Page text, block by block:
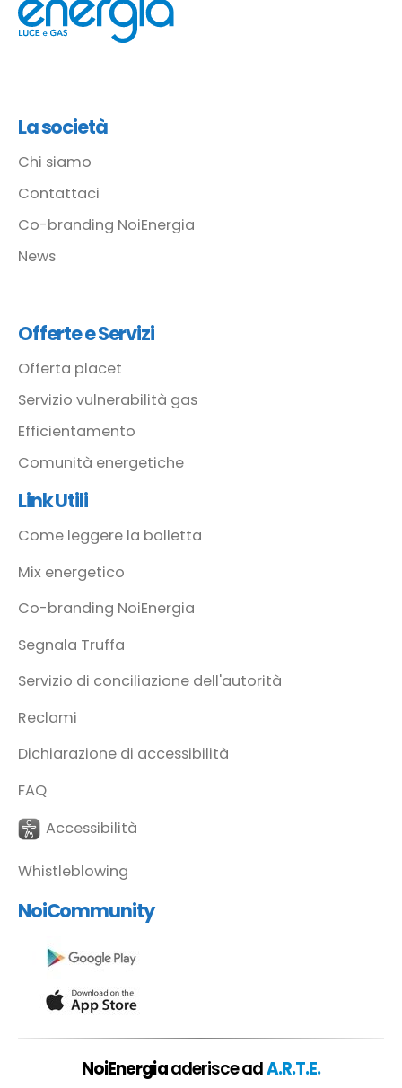
La società
Chi siamo
Contattaci
Co-branding NoiEnergia
News
Offerte e Servizi
Offerta placet
Servizio vulnerabilità gas
Efficientamento
Comunità energetiche
Link Utili
Come leggere la bolletta
Mix energetico
Co-branding NoiEnergia
Segnala Truffa
Servizio di conciliazione dell'autorità
Reclami
Dichiarazione di accessibilità
FAQ
Accessibilità
Whistleblowing
NoiCommunity
NoiEnergiaaderisce adA.R.T.E.